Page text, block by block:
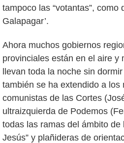
tampoco las “votantas”, como
Galapagar’.
Ahora muchos gobiernos
provinciales están en el aire y
llevan toda la noche sin
también se ha extendido a los
comunistas de las Cortes
ultraizquierda de Podemos
todas las ramas del ámbito de
Jesús” y plañideras de